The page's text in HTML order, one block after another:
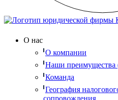
О нас
О компании
Наши преимущества
Команда
География
сопровождения